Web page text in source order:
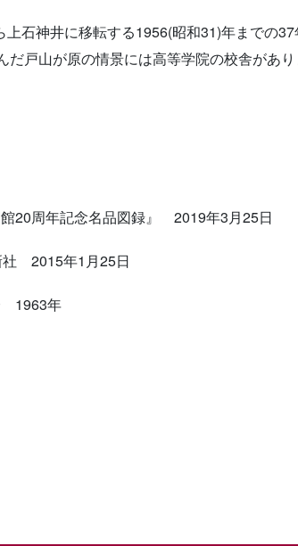
石神井に移転する1956(昭和31)年までの37
戸山が原の情景には高等学院の校舎があり
20周年記念名品図録』 2019年3月25日
2015年1月25日
1963年